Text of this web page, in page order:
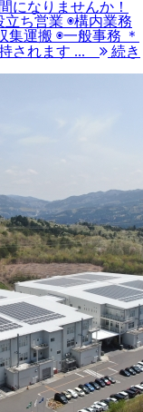
になりませんか！
ち営業 ◉構内業務
集運搬 ◉一般事務 ＊
されます ...
続き